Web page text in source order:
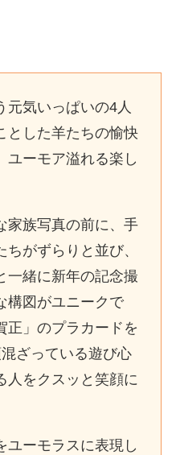
元気いっぱいの4人
とした羊たちの愉快
ユーモア溢れる楽し
家族写真の前に、手
がずらりと並び、
一緒に新年の記念撮
構図がユニークで
正」のプラカードを
ざっている遊び心
人をクスッと笑顔に
ユーモラスに表現し